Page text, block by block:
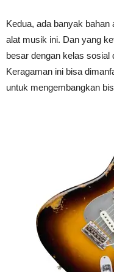
Kedua, ada banyak
alat musik ini. Dan yang
besar dengan kelas sosial
Keragaman ini bisa
untuk mengembangkan